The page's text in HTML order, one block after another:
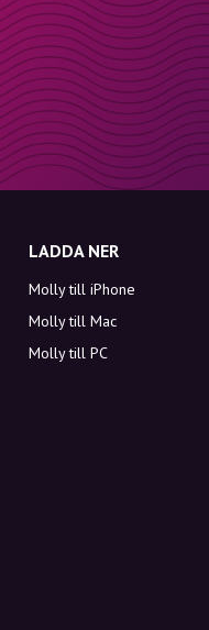
LADDA NER
Molly till iPhone
Molly till Mac
Molly till PC